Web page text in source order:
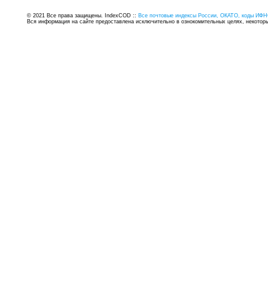
© 2021 Все права защищены. IndexCOD :: Все почтовые индексы России, ОКАТО, коды
Вся информация на сайте предоставлена исключительно в ознокомительных целях,